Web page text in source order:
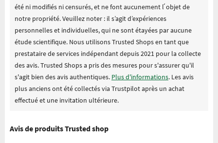
été ni modifiés ni censurés, et ne font aucunement l ́objet de
notre propriété. Veuillez noter : il s’agit d’expériences
personnelles et individuelles, qui ne sont étayées par aucune
étude scientifique. Nous utilisons Trusted Shops en tant que
prestataire de services indépendant depuis 2021 pour la collecte
des avis. Trusted Shops a pris des mesures pour s'assurer qu'il
s'agit bien des avis authentiques. Plus d'informations. Les avis
plus anciens ont été collectés via Trustpilot après un achat
effectué et une invitation ultérieure.
Avis de produits Trusted shop